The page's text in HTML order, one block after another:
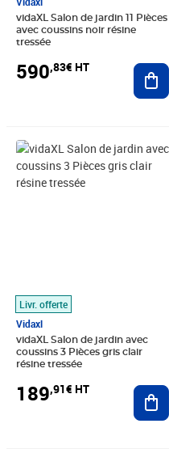
vidaXL Salon de jardin 11 Pièces
avec coussins noir résine
tressée
590,83€ HT
Livr. offerte
Vidaxl
vidaXL Salon de jardin avec
coussins 3 Pièces gris clair
résine tressée
189,91€ HT
Prix 189,91€ HT